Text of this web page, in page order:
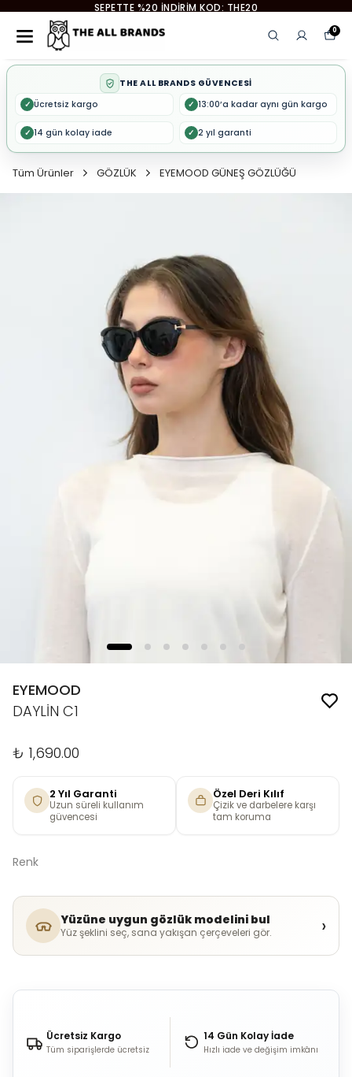
EYEMOOD 2. ÜRÜNE %50 İNDİRİM
0
THE ALL BRANDS GÜVENCESİ
✓ Ücretsiz kargo ✓ 13:00’a kadar aynı gün kargo
✓ 14 gün kolay iade ✓ 2 yıl garanti
Tüm Ürünler GÖZLÜK EYEMOOD GÜNEŞ GÖZLÜĞÜ
EYEMOOD
DAYLİN C1
₺ 1,690.00
2 Yıl Garanti
Uzun süreli kullanım
güvencesi
Özel Deri Kılıf
Çizik ve darbelere karşı
tam koruma
Renk
Yüzüne uygun gözlük modelini bul
Yüz şeklini seç, sana yakışan çerçeveleri gör. ›
Ücretsiz Kargo
Tüm siparişlerde ücretsiz
14 Gün Kolay İade
Hızlı iade ve değişim imkânı